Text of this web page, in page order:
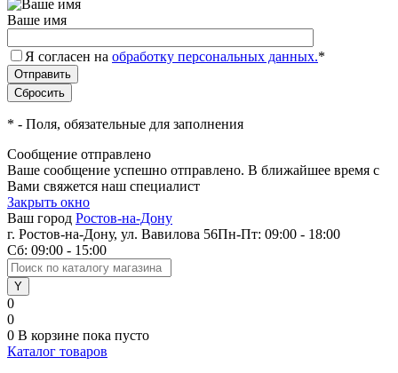
Ваше имя
Я согласен на обработку персональных данных.*
* - Поля, обязательные для заполнения
Сообщение отправлено
Ваше сообщение успешно отправлено. В ближайшее время с
Вами свяжется наш специалист
Закрыть окно
Ваш город Ростов-на-Дону
г. Ростов-на-Дону, ул. Вавилова 56Пн-Пт: 09:00 - 18:00
Сб: 09:00 - 15:00
0
0
0 В корзине пока пусто
Каталог товаров